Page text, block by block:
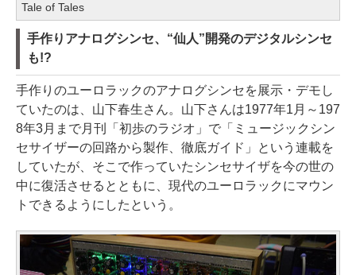
Tale of Tales
手作りアナログシンセ、“仙人”開発のデジタルシンセ
も!?
手作りのユーロラックのアナログシンセを展示・デモし
ていたのは、山下春生さん。山下さんは1977年1月～197
8年3月まで月刊「初歩のラジオ」で「ミュージックシン
セサイザーの回路から製作、徹底ガイド」という連載を
していたが、そこで作っていたシンセサイザを今の世の
中に復活させるとともに、現代のユーロラックにマウン
トできるようにしたという。